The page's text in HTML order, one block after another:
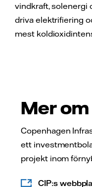
vindkraft, solenergi
driva elektrifiering
mest
Mer om
Copenhagen
ett
projekt inom
CIP:s